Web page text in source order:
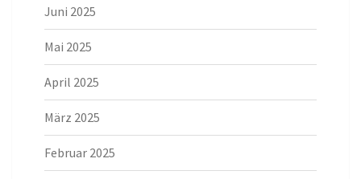
Juni 2025
Mai 2025
April 2025
März 2025
Februar 2025